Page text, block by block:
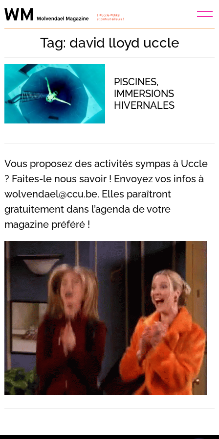
Skip
to
Tag: david lloyd uccle
PISCINES,
IMMERSIONS
HIVERNALES
Vous proposez des activités sympas à Uccle
? Faites-le nous savoir ! Envoyez vos infos à
wolvendael@ccu.be. Elles paraîtront
gratuitement dans l’agenda de votre
magazine préféré !
Recherche
pour
: